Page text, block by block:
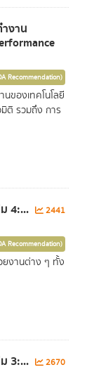
งาน
Recommendation)
ของเทคโนโลยี
มิติ รวมถึง การ
4:...
2441
Recommendation)
ยงานต่าง ๆ ทั้ง
3:...
2670